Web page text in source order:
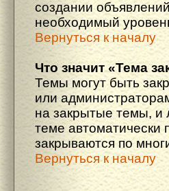
создании
необходимый
Вернуться к началу
Что значит «Тема
Темы могут быть
или
на закрытые темы, и
теме автоматически
закрываются по
Вернуться к началу